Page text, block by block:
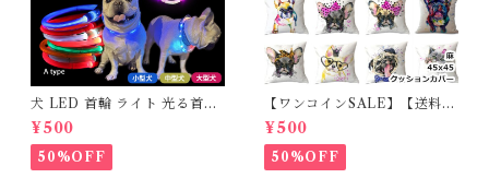
犬 LED 首輪 ライト 光る首輪
USB充電 生活防水 長さ調整可
能 首輪 犬用 ペット カラー ペ
ット用品 軽量 ドッグ用品 フレ
ンチブルドック 大型犬 中型犬
¥500
50%OFF
【ワンコインSALE】【送料無
料】KM503G クッションカバ
ー フレンチブルドッグ クリー
ム フレブル
¥500
50%OFF